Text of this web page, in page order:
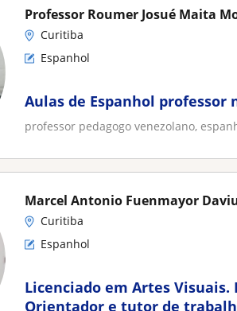
Professor Roumer Josué Maita
Curitiba
Espanhol
Aulas de Espanhol
professor pedagogo venezolano,
Marcel Antonio Fuenmayor
Curitiba
Espanhol
Licenciado em Artes Visuais.
Orientador e tutor de